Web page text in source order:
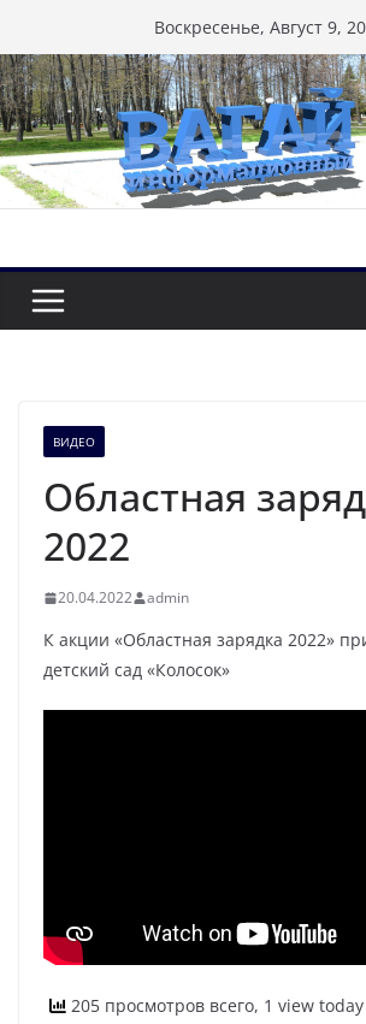
к
содержимому
Воскресенье, Август 9,
ВИДЕО
Областная
2022
20.04.2022 admin
К акции «Областная зарядка 2022»
детский сад «Колосок»
205 просмотров всего, 1 view today